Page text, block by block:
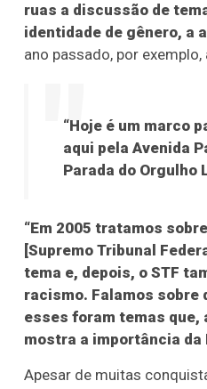
ruas a discussão de
identidade de gênero, a
ano passado, por
“Hoje é um marco
aqui pela Avenida
Parada do Orgulho
“Em 2005 tratamos
[Supremo Tribunal
tema e, depois, o STF
racismo. Falamos sobre
esses foram temas que,
mostra a importância da
Apesar de muitas